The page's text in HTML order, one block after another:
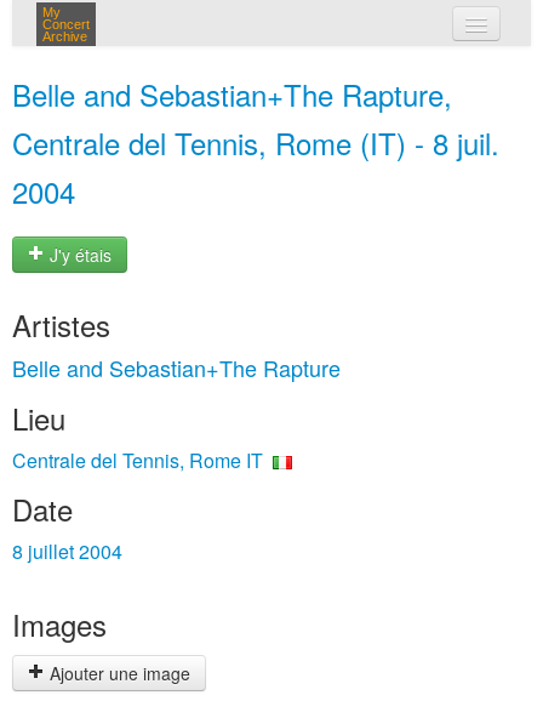
My
Concert
Archive
Belle and Sebastian+The Rapture,
Centrale del Tennis, Rome (IT) - 8 juil.
2004
J'y étais
Artistes
Belle and Sebastian+The Rapture
Lieu
Centrale del Tennis, Rome IT
Date
8 juillet 2004
Images
Ajouter une image